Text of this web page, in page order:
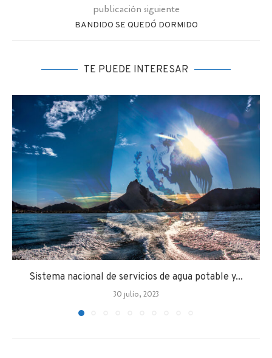
publicación siguiente
BANDIDO SE QUEDÓ DORMIDO
TE PUEDE INTERESAR
Sistema nacional de servicios de agua potable y...
30 julio, 2023